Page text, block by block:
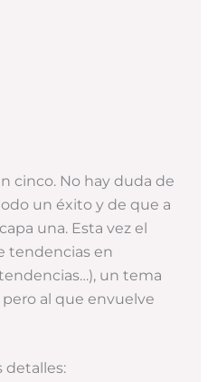
cinco. No hay duda de
un éxito y de que a
una. Esta vez el
tendencias en
un tema
al que envuelve
detalles: